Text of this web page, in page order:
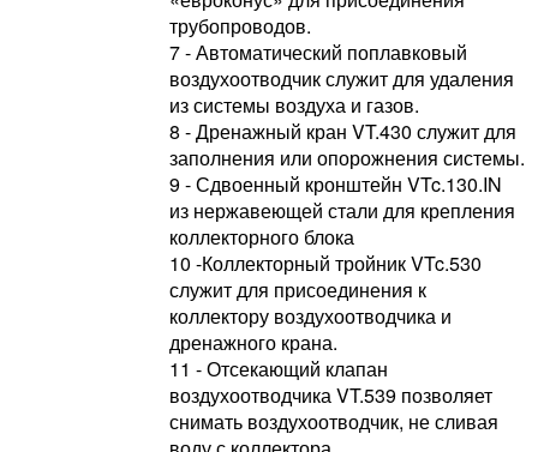
трубопроводов.
7 - Автоматический поплавковый
воздухоотводчик служит для удаления
из системы воздуха и газов.
8 - Дренажный кран VT.430 служит для
заполнения или опорожнения системы.
9 - Сдвоенный кронштейн VTc.130.IN
из нержавеющей стали для крепления
коллекторного блока
10 -Коллекторный тройник VTc.530
служит для присоединения к
коллектору воздухоотводчика и
дренажного крана.
11 - Отсекающий клапан
воздухоотводчика VT.539 позволяет
снимать воздухоотводчик, не сливая